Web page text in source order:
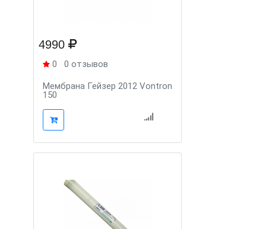
4990
0 0 отзывов
Мембрана Гейзер 2012 Vontron
150